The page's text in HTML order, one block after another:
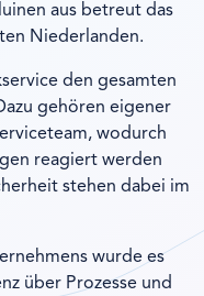
aus betreut das
Niederlanden.
den gesamten
gehören eigener
wodurch
reagiert werden
stehen dabei im
wurde es
über Prozesse und